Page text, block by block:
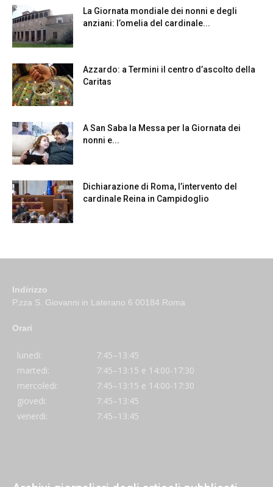
La Giornata mondiale dei nonni e degli
anziani: l’omelia del cardinale...
Azzardo: a Termini il centro d’ascolto della
Caritas
A San Saba la Messa per la Giornata dei
nonni e...
Dichiarazione di Roma, l’intervento del
cardinale Reina in Campidoglio
Indirizzo
P.zza S. Giovanni in Laterano 6 00184 Roma
Orari
lunedi:
7:45–13:45
martedi:
7:45–13:15 e 14:00-17:30
mercoledi:
7:45–13:15 e 14:00-17:30
giovedi:
7:45–13:45
venerdi:
7:45–13:45